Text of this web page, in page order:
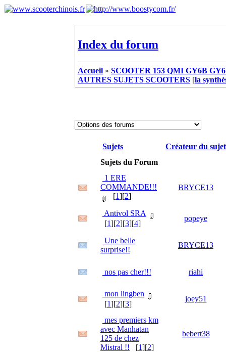
Index du forum
Accueil » SCOOTER 153 QMI GY6B
AUTRES SUJETS SCOOTERS [la
Sujets
Créateur du sujet
Sujets du Forum
1 ERE
COMMANDE!!!
[1][2]
BRYCE13
Antivol SRA
[1][2][3][4]
popeye
Une belle
surprise!!
BRYCE13
nos pas cher!!! riahi
mon lingben
[1][2][3]
joey51
mes premiers km
avec Manhatan
125 de chez
Mistral !! [1][2]
bebert38